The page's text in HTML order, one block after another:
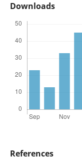
Downloads
References